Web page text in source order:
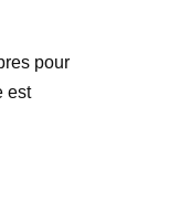
pour
est